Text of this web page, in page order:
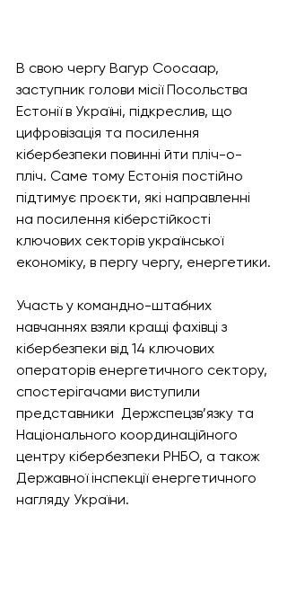
В свою чергу Вагур Соосаар,
заступник голови місії Посольства
Естонії в Україні, підкреслив, що
цифровізація та посилення
кібербезпеки повинні йти пліч-о-
пліч. Саме тому Естонія постійно
підтимує проєкти, які направленні
на посилення кіберстійкості
ключових секторів української
економіку, в пергу чергу, енергетики.
Участь у командно-штабних
навчаннях взяли кращі фахівці з
кібербезпеки від 14 ключових
операторів енергетичного сектору,
спостерігачами виступили
представники  Держспецзв’язку та
Національного координаційного
центру кібербезпеки РНБО, а також
Державної інспекції енергетичного
нагляду України.